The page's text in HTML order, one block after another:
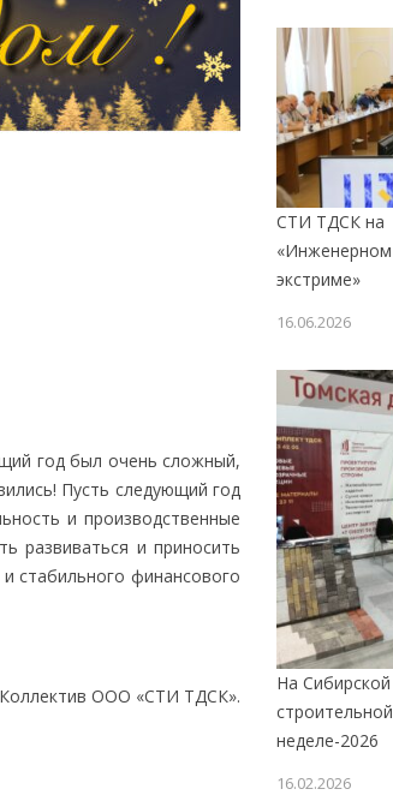
год был очень сложный,
Пусть следующий год
и производственные
развиваться и приносить
стабильного финансового
Коллектив ООО «СТИ ТДСК».
СТИ ТДСК на
«Инженерном
экстриме»
16.06.2026
На Сибирской
строительной
неделе-2026
16.02.2026